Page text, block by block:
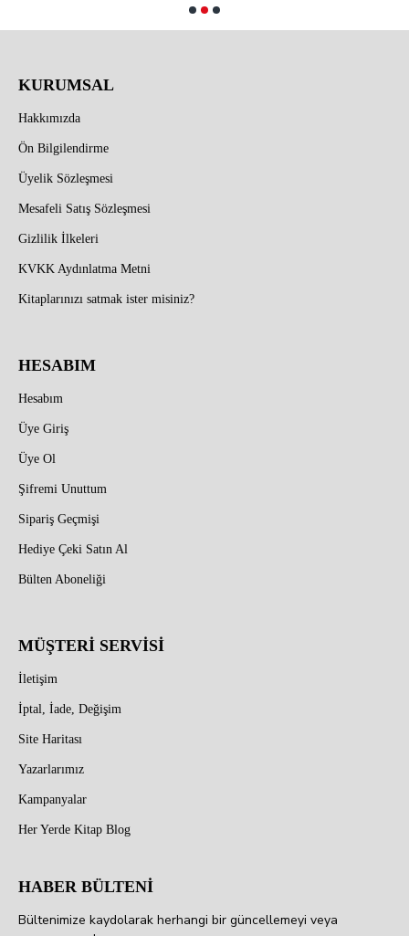
KURUMSAL
Hakkımızda
Ön Bilgilendirme
Üyelik Sözleşmesi
Mesafeli Satış Sözleşmesi
Gizlilik İlkeleri
KVKK Aydınlatma Metni
Kitaplarınızı satmak ister misiniz?
HESABIM
Hesabım
Üye Giriş
Üye Ol
Şifremi Unuttum
Sipariş Geçmişi
Hediye Çeki Satın Al
Bülten Aboneliği
MÜŞTERİ SERVİSİ
İletişim
İptal, İade, Değişim
Site Haritası
Yazarlarımız
Kampanyalar
Her Yerde Kitap Blog
HABER BÜLTENİ
Bültenimize kaydolarak herhangi bir güncellemeyi veya